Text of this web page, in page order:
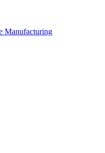
Manufacturing